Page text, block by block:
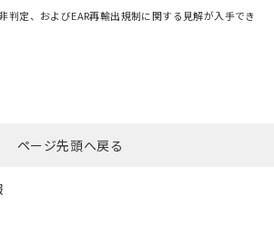
の製品のRoHS/REACH対応状況ページへ
判定、およびEAR再輸出規制に関する見解が入手でき
ページ先頭へ戻る